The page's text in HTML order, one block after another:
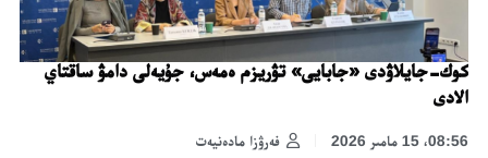
كوك-جايلاۋدى «جابايى» تۋريزم ەمەس، جۇيەلى دامۋ ساقتاي
الادى
فەرۋزا مادەنيەت 08:56، 15 مامىر 2026